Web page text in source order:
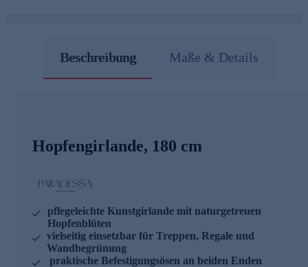
Beschreibung Maße & Details
Hopfengirlande, 180 cm
pflegeleichte Kunstgirlande mit naturgetreuen
Hopfenblüten
vielseitig einsetzbar für Treppen, Regale und
Wandbegrünung
praktische Befestigungsösen an beiden Enden